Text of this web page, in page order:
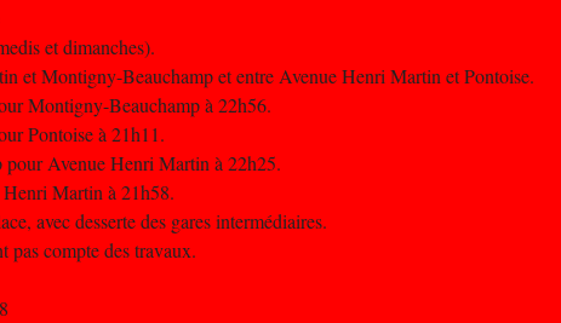
et dimanches).
et Montigny-Beauchamp et entre Avenue Henri Martin et Pontoise.
Montigny-Beauchamp à 22h56.
Pontoise à 21h11.
Avenue Henri Martin à 22h25.
Martin à 21h58.
avec desserte des gares intermédiaires.
pas compte des travaux.